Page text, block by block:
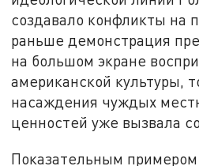
создавало конфликты на
раньше демонстрация
на большом экране
американской культуры,
насаждения чуждых
ценностей уже вызвала
Показательным